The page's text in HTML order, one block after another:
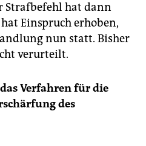
Strafbefehl hat dann
Einspruch erhoben,
nun statt. Bisher
verurteilt.
Verfahren für die
des